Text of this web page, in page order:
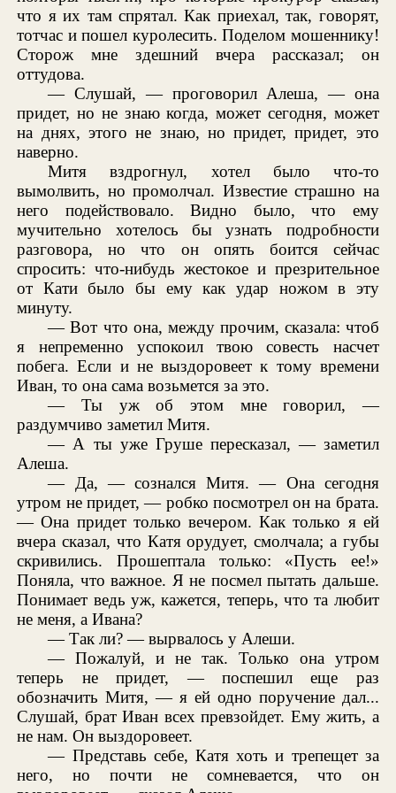
что я их там спрятал. Как приехал, так, говорят,
тотчас и пошел куролесить. Поделом мошеннику!
Сторож мне здешний вчера рассказал; он
оттудова.
— Слушай, — проговорил Алеша, — она
придет, но не знаю когда, может сегодня, может
на днях, этого не знаю, но придет, придет, это
наверно.
Митя вздрогнул, хотел было что-то
вымолвить, но промолчал. Известие страшно на
него подействовало. Видно было, что ему
мучительно хотелось бы узнать подробности
разговора, но что он опять боится сейчас
спросить: что-нибудь жестокое и презрительное
от Кати было бы ему как удар ножом в эту
минуту.
— Вот что она, между прочим, сказала: чтоб
я непременно успокоил твою совесть насчет
побега. Если и не выздоровеет к тому времени
Иван, то она сама возьмется за это.
— Ты уж об этом мне говорил, —
раздумчиво заметил Митя.
— А ты уже Груше пересказал, — заметил
Алеша.
— Да, — сознался Митя. — Она сегодня
утром не придет, — робко посмотрел он на брата.
— Она придет только вечером. Как только я ей
вчера сказал, что Катя орудует, смолчала; а губы
скривились. Прошептала только: «Пусть ее!»
Поняла, что важное. Я не посмел пытать дальше.
Понимает ведь уж, кажется, теперь, что та любит
не меня, а Ивана?
— Так ли? — вырвалось у Алеши.
— Пожалуй, и не так. Только она утром
теперь не придет, — поспешил еще раз
обозначить Митя, — я ей одно поручение дал...
Слушай, брат Иван всех превзойдет. Ему жить, а
не нам. Он выздоровеет.
— Представь себе, Катя хоть и трепещет за
него, но почти не сомневается, что он